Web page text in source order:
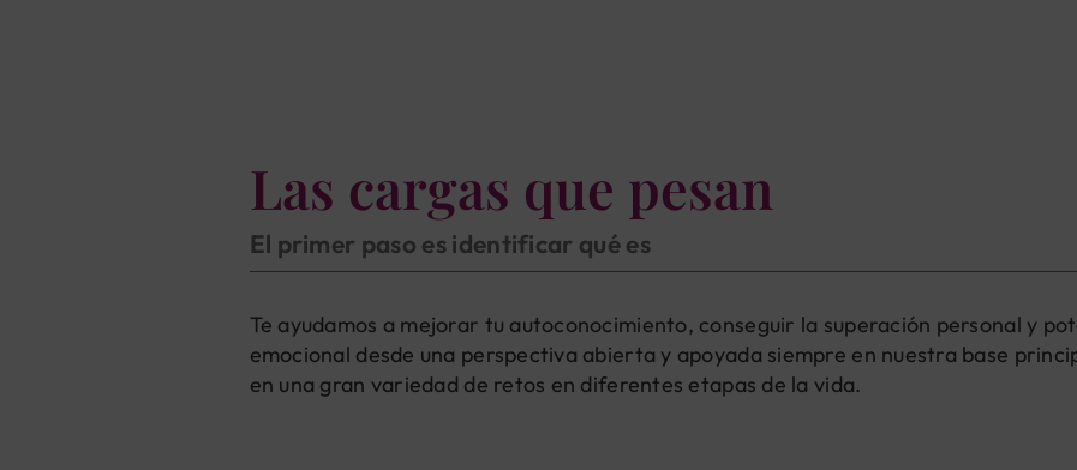
Las cargas que pesan
El primer paso es identificar qué es
Te ayudamos a mejorar tu autoconocimiento, conseguir la superación personal y
emocional desde una perspectiva abierta y apoyada siempre en nuestra base
en una gran variedad de retos en diferentes etapas de la vida.